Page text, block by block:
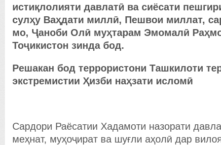
истиқлолияти давлатӣ ва сиёсати
сулҳу Ваҳдати миллӣ, Пешвои миллат,
мо, Ҷаноби Олӣ муҳтарам Эмомалӣ Раҳ
Тоҷикистон зинда бод.
Решакан бод террористони Ташкилоти
экстремистии Ҳизби наҳзати исломӣ
Сардори Раёсатии Хадамоти назорати
меҳнат, муҳоҷират ва шуғли аҳолӣ дар